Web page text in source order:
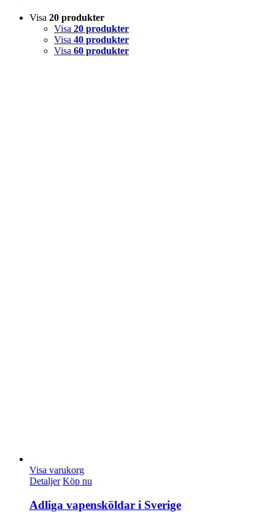
Visa 20 produkter
Visa 20 produkter
Visa 40 produkter
Visa 60 produkter
Visa varukorg
Detaljer Köp nu
Adliga vapensköldar i Sverige